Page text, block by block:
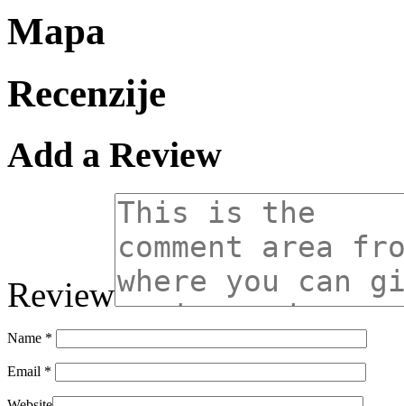
Mapa
Recenzije
Add a Review
Review
Name *
Email *